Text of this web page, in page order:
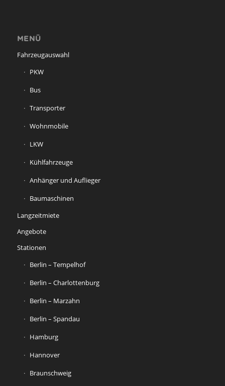
MENÜ
Fahrzeugauswahl
PKW
Bus
Transporter
Wohnmobile
LKW
Kühlfahrzeuge
Anhänger und Auflieger
Baumaschinen
Langzeitmiete
Angebote
Stationen
Berlin – Tempelhof
Berlin – Charlottenburg
Berlin – Marzahn
Berlin – Spandau
Hamburg
Hannover
Braunschweig